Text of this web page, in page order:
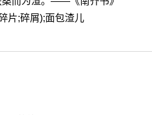
片;碎屑);面包渣儿